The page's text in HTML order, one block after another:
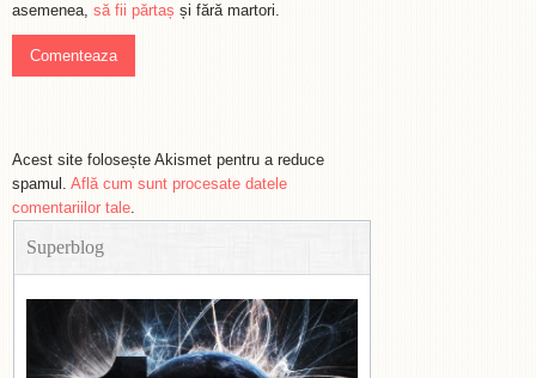
asemenea, să fii părtaș și fără martori.
Acest site folosește Akismet pentru a reduce
spamul. Află cum sunt procesate datele
comentariilor tale.
Superblog